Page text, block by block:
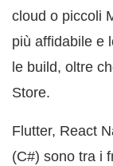
cloud o piccoli
più affidabile e
le build, oltre
Store.
Flutter, React
(C#) sono tra i